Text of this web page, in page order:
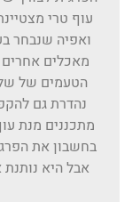
עוף טרי
ואפיה שנבחר
מאכלים
הטעמים של
נהדרת גם
מתכננים מנת
בחשבון את
אבל היא